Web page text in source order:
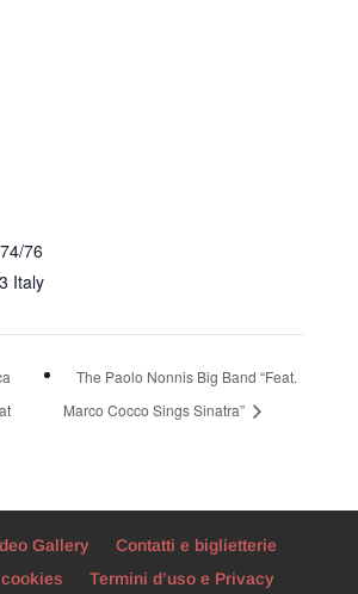
76
Italy
The Paolo Nonnis Big Band “Feat.
Marco Cocco Sings Sinatra”
Gallery
Contatti e biglietterie
Termini d’uso e Privacy